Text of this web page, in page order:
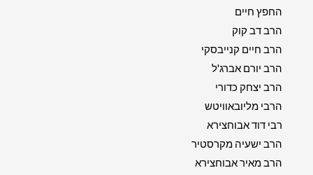
החפץ חיים
הרב דב קוק
הרב חיים קנייבסקי
הרב יורם אברג'ל
הרב יצחק כדורי
הרבי מליובאוויטש
רבי דוד אבוחצירא
הרב ישעיה מקרסטיר
הרב מאיר אבוחצירא